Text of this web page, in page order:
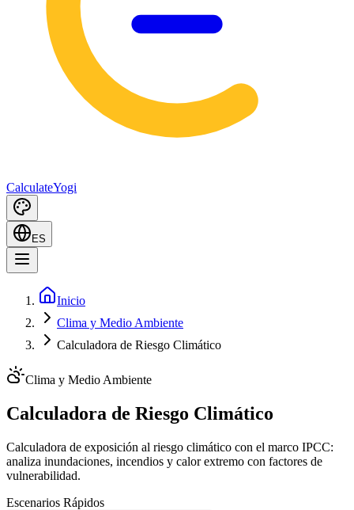
CalculateYogi
ES
Inicio
Clima y Medio Ambiente
Calculadora de Riesgo Climático
Clima y Medio Ambiente
Calculadora de Riesgo Climático
Calculadora de exposición al riesgo climático con el marco IPCC:
analiza inundaciones, incendios y calor extremo con factores de
vulnerabilidad.
Escenarios Rápidos